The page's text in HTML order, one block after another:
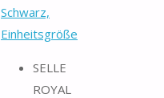
Schwarz,
Einheitsgröße
SELLE
ROYAL